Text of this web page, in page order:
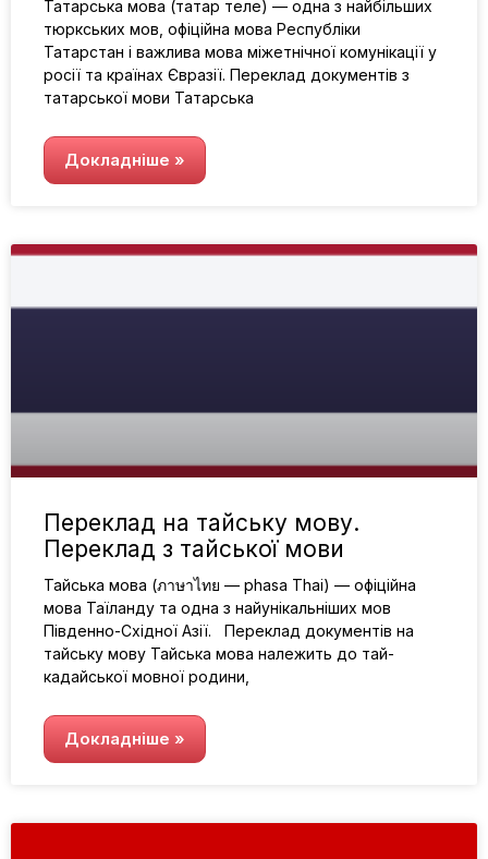
Татарська мова (татар теле) — одна з найбільших
тюркських мов, офіційна мова Республіки
Татарстан і важлива мова міжетнічної комунікації у
росії та країнах Євразії. Переклад документів з
татарської мови Татарська
Докладніше »
Переклад на тайську мову.
Переклад з тайської мови
Тайська мова (ภาษาไทย — phasa Thai) — офіційна
мова Таїланду та одна з найунікальніших мов
Південно-Східної Азії. Переклад документів на
тайську мову Тайська мова належить до тай-
кадайської мовної родини,
Докладніше »